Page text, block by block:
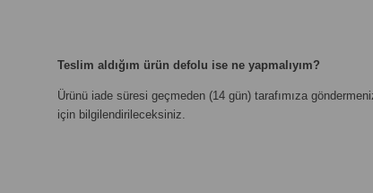
Teslim aldığım ürün defolu ise ne yapmalıyım?
Ürünü iade süresi geçmeden (14 gün) tarafımıza
için bilgilendirileceksiniz.